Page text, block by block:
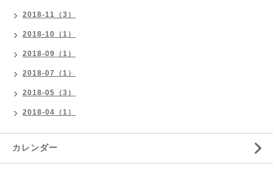
2018-11（3）
2018-10（1）
2018-09（1）
2018-07（1）
2018-05（3）
2018-04（1）
カレンダー